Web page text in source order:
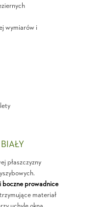
wymiarów i
płaszczyzny
boczne prowadnice
materiał